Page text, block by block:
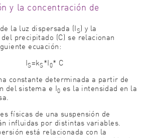
y la concentración de
la luz dispersada (IS) y la
precipitado (C) se relacionan
ecuación:
IS=kS*I0* C
constante determinada a partir de
del sistema e I0 es la intensidad en la
físicas de una suspensión de
influidas por distintas variables.
está relacionada con la